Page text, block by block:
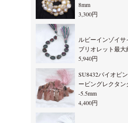
8mm
3,300円
ルビーインゾイサ
ブリオレット最大
5,940円
SU8432バイオピ
ービングレクタン
-5.5mm
4,400円